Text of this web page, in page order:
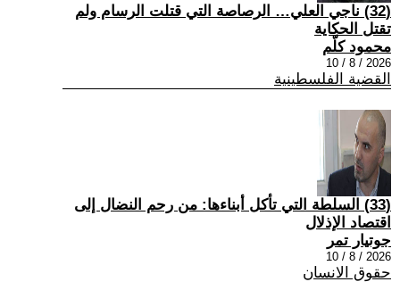
(32) ناجي العلي… الرصاصة التي قتلت الرسام ولم
تقتل الحكاية
محمود كلّم
2026 / 8 / 10
القضية الفلسطينية
(33) السلطة التي تأكل أبناءها: من رحم النضال إلى
اقتصاد الإذلال
جوتيار تمر
2026 / 8 / 10
حقوق الانسان